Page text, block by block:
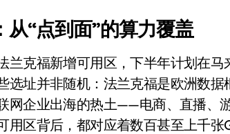
特斯拉中国卖第五，丰田一季净赚两个比亚
Peloton 新车实测：屏幕能转、风扇怼脸，
Xbox七月大崩盘：裁员3200、卖工作室、
《我的世界》登陆Switch 2：画质大跃进，但
从“点到面”的算力覆盖
兰克福新增可用区，下半年计划在
选址并非随机：法兰克福是欧洲数
网企业出海的热土——电商、直播、
用区背后，都对应着数百甚至上千张